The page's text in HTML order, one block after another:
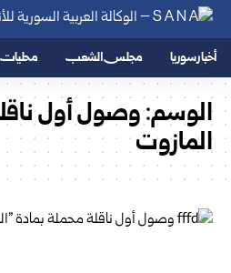
أخبار سوريا مجلس الشعب محليات
الوسم:وصول أول
المازوت